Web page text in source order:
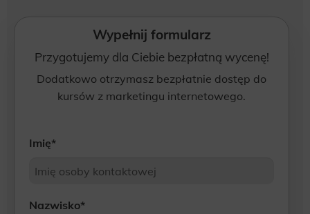
Wypełnij formularz
Przygotujemy dla Ciebie bezpłatną wycenę!
Dodatkowo otrzymasz bezpłatnie dostęp do
kursów z marketingu internetowego.
Imię*
Nazwisko*